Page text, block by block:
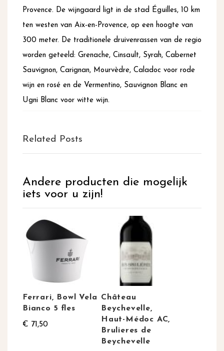
Provence. De wijngaard ligt in de stad Éguilles, 10 km
ten westen van Aix-en-Provence, op een hoogte van
300 meter. De traditionele druivenrassen van de regio
worden geteeld: Grenache, Cinsault, Syrah, Cabernet
Sauvignon, Carignan, Mourvèdre, Caladoc voor rode
wijn en rosé en de Vermentino, Sauvignon Blanc en
Ugni Blanc voor witte wijn.
Related Posts
Andere producten die mogelijk
iets voor u zijn!
Ferrari, Bowl Vela
Bianco 5 fles
€ 71,50
Château
Beychevelle,
Haut-Médoc AC,
Brulieres de
Beychevelle